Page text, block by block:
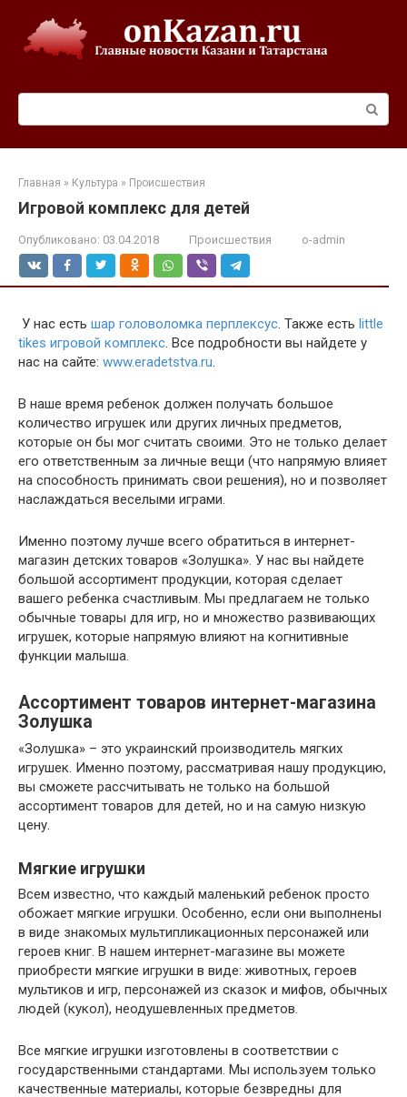
контенту
Главная » Культура » Происшествия
Игровой комплекс для детей
Опубликовано: 03.04.2018 Происшествия o-admin
У нас есть шар головоломка перплексус. Также есть little
tikes игровой комплекс. Все подробности вы найдете у
нас на сайте: www.eradetstva.ru.
В наше время ребенок должен получать большое
количество игрушек или других личных предметов,
которые он бы мог считать своими. Это не только делает
его ответственным за личные вещи (что напрямую влияет
на способность принимать свои решения), но и позволяет
наслаждаться веселыми играми.
Именно поэтому лучше всего обратиться в интернет-
магазин детских товаров «Золушка». У нас вы найдете
большой ассортимент продукции, которая сделает
вашего ребенка счастливым. Мы предлагаем не только
обычные товары для игр, но и множество развивающих
игрушек, которые напрямую влияют на когнитивные
функции малыша.
Ассортимент товаров интернет-магазина
Золушка
«Золушка» – это украинский производитель мягких
игрушек. Именно поэтому, рассматривая нашу продукцию,
вы сможете рассчитывать не только на большой
ассортимент товаров для детей, но и на самую низкую
цену.
Мягкие игрушки
Всем известно, что каждый маленький ребенок просто
обожает мягкие игрушки. Особенно, если они выполнены
в виде знакомых мультипликационных персонажей или
героев книг. В нашем интернет-магазине вы можете
приобрести мягкие игрушки в виде: животных, героев
мультиков и игр, персонажей из сказок и мифов, обычных
людей (кукол), неодушевленных предметов.
Все мягкие игрушки изготовлены в соответствии с
государственными стандартами. Мы используем только
качественные материалы, которые безвредны для